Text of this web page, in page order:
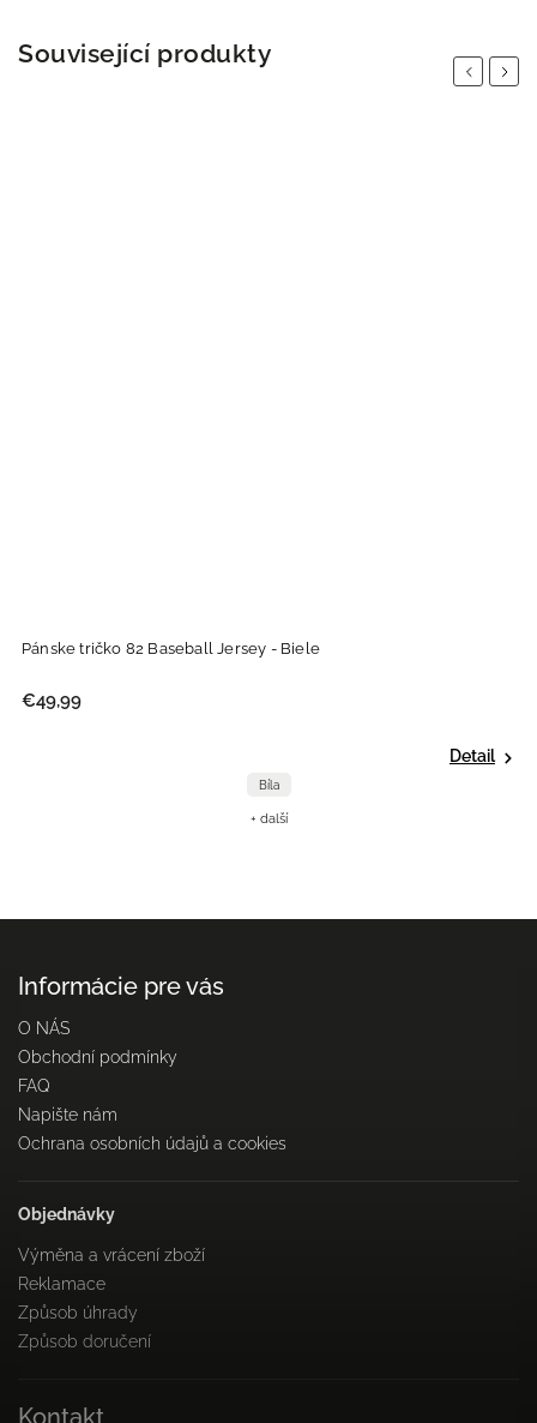
Související produkty
Previous
Pánske tričko 82 Baseball Jersey - Biele
€49,99
Detail
Bíla
+ další
Next
Informácie pre vás
O NÁS
Obchodní podmínky
FAQ
Napište nám
Ochrana osobních údajů a cookies
Objednávky
Výměna a vrácení zboží
Reklamace
Způsob úhrady
Způsob doručení